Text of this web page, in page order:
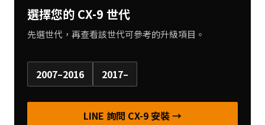
選擇您的 CX-9 世代
先選世代，再查看該世代可參考的升級項目。
2007–2016 2017–
LINE 詢問 CX-9 安裝 →